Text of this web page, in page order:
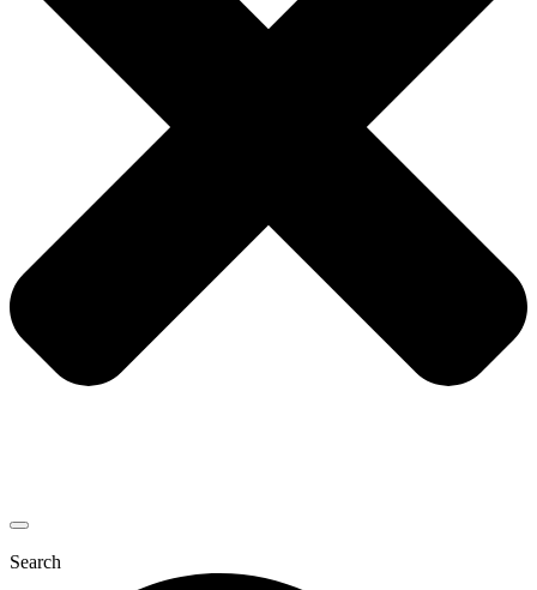
Search